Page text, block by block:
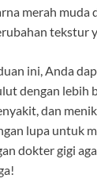
merah muda
tekstur
ini, Anda
dengan lebih
dan
lupa untuk
dokter gigi